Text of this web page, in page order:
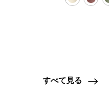
すべて見る